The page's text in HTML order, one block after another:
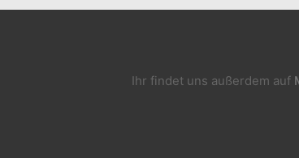
Ihr findet uns außerdem auf